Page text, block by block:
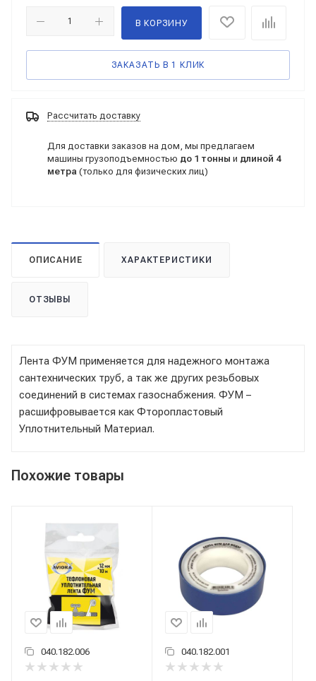
В КОРЗИНУ
ЗАКАЗАТЬ В 1 КЛИК
Рассчитать доставку
Для доставки заказов на дом, мы предлагаем
машины грузоподъемностью до 1 тонны и длиной 4
метра (только для физических лиц)
ОПИСАНИЕ ХАРАКТЕРИСТИКИ
ОТЗЫВЫ
Лента ФУМ применяется для надежного монтажа
сантехнических труб, а так же других резьбовых
соединений в системах газоснабжения. ФУМ –
расшифровывается как Фторопластовый
Уплотнительный Материал.
Похожие товары
040.182.006 040.182.001